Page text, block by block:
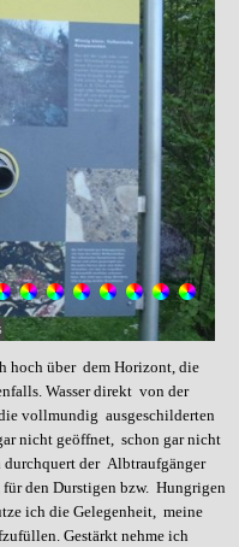
hoch über dem Horizont, die
Wasser direkt von der
vollmundig ausgeschilderten
nicht geöffnet, schon gar nicht
durchquert der Albtraufgänger
für den Durstigen bzw. Hungrigen
ich die Gelegenheit, meine
Gestärkt nehme ich